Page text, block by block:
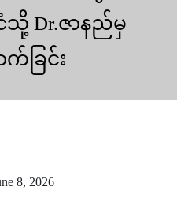
သို့ Dr.ဇာနည်မှ
က်ခြင်း
8, 2026